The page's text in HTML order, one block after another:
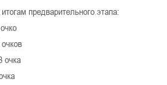
предварительного этапа: